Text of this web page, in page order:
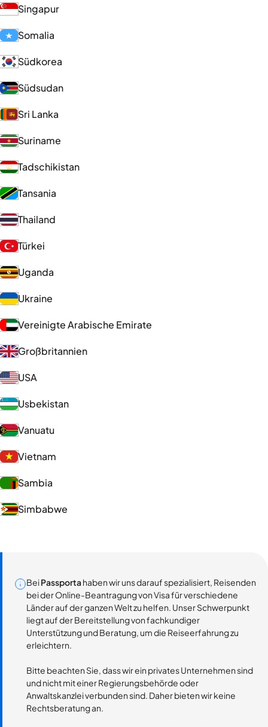
Singapur
Somalia
Südkorea
Südsudan
Sri Lanka
Suriname
Tadschikistan
Tansania
Thailand
Türkei
Uganda
Ukraine
Vereinigte Arabische Emirate
Großbritannien
USA
Usbekistan
Vanuatu
Vietnam
Sambia
Simbabwe
BeiPassportahaben wir uns darauf spezialisiert, Reisenden
bei der Online-Beantragung von Visa für verschiedene
Länder auf der ganzen Welt zu helfen. Unser Schwerpunkt
liegt auf der Bereitstellung von fachkundiger
Unterstützung und Beratung, um die Reiseerfahrung zu
erleichtern.
Bitte beachten Sie, dass wir ein privates Unternehmen sind
und nicht mit einer Regierungsbehörde oder
Anwaltskanzlei verbunden sind. Daher bieten wir keine
Rechtsberatung an.